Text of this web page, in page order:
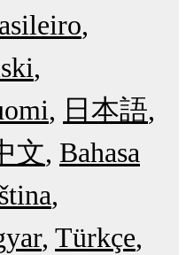
日本語
文 Bahasa
Türkçe